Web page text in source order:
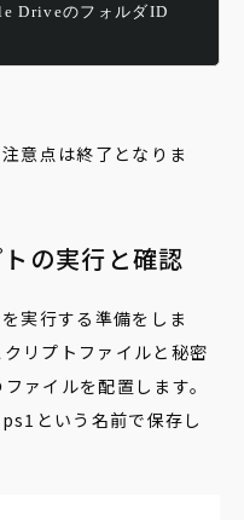
DriveのフォルダID
意点は終了となりま
の実行と確認
実行する準備をしま
リプトファイルと秘密
ァイルを配置します。
という名前で保存し